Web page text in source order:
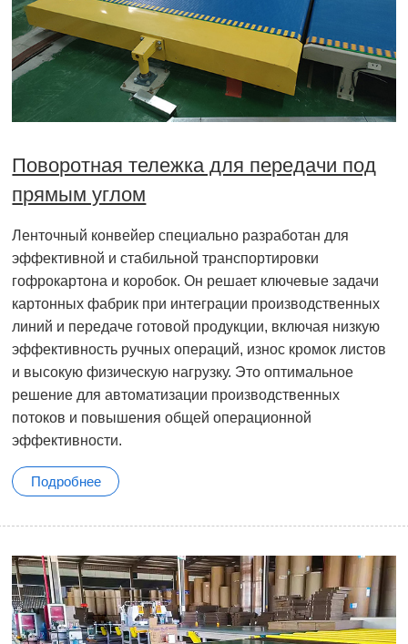
Поворотная тележка для передачи под
прямым углом
Ленточный конвейер специально разработан для
эффективной и стабильной транспортировки
гофрокартона и коробок. Он решает ключевые задачи
картонных фабрик при интеграции производственных
линий и передаче готовой продукции, включая низкую
эффективность ручных операций, износ кромок листов
и высокую физическую нагрузку. Это оптимальное
решение для автоматизации производственных
потоков и повышения общей операционной
эффективности.
Подробнее